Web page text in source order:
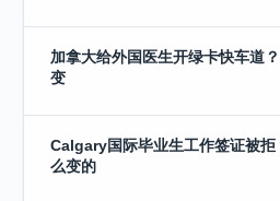
加拿大给外国医生开绿卡快车道
变
Calgary国际毕业生工作签证被拒
么变的